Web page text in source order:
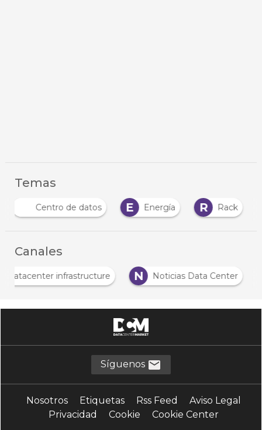
Temas
Centro de datos E Energía R Rack
Canales
Datacenter infrastructure N Noticias Data Center
Síguenos
Nosotros Etiquetas Rss Feed
Aviso Legal
Privacidad
Cookie Cookie Center